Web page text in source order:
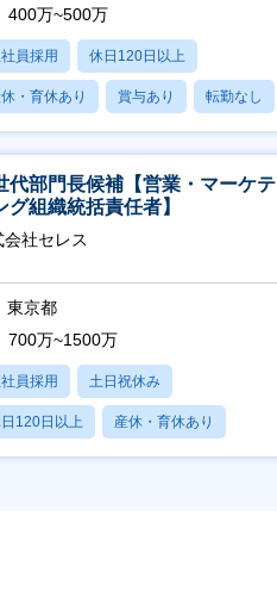
400万~500万
員採用 休日120日以上
・育休あり 賞与あり 転勤なし
代部門長候補【営業・マーケテ
グ組織統括責任者】
会社セレス
東京都
700万~1500万
員採用 土日祝休み
120日以上 産休・育休あり
あり